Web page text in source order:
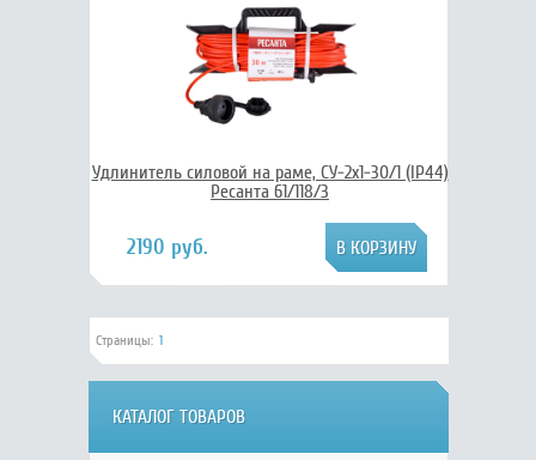
Удлинитель силовой на раме, СУ-2х1-30/1 (IP44)
Ресанта 61/118/3
2190 руб.
Страницы: 1
КАТАЛОГ ТОВАРОВ